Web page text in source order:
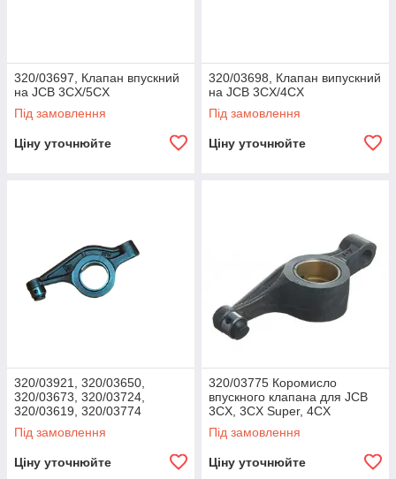
320/03697, Клапан впускний
на JCB 3CX/5CX
Під замовлення
Ціну уточнюйте
320/03698, Клапан випускний
на JCB 3CX/4CX
Під замовлення
Ціну уточнюйте
320/03921, 320/03650,
320/03673, 320/03724,
320/03619, 320/03774
Коромисло випускного
клапана для JCB
Під замовлення
Ціну уточнюйте
320/03775 Коромисло
впускного клапана для JCB
3CX, 3CX Super, 4CX
Під замовлення
Ціну уточнюйте